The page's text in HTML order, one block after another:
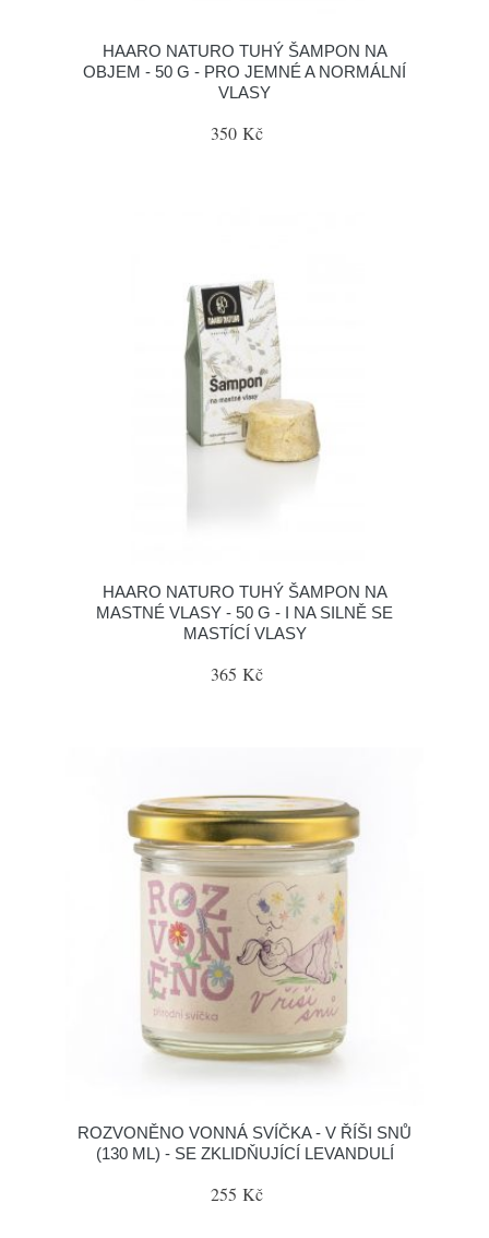
HAARO NATURO TUHÝ ŠAMPON NA
OBJEM - 50 G - PRO JEMNÉ A NORMÁLNÍ
VLASY
350 Kč
HAARO NATURO TUHÝ ŠAMPON NA
MASTNÉ VLASY - 50 G - I NA SILNĚ SE
MASTÍCÍ VLASY
365 Kč
ROZVONĚNO VONNÁ SVÍČKA - V ŘÍŠI SNŮ
(130 ML) - SE ZKLIDŇUJÍCÍ LEVANDULÍ
255 Kč